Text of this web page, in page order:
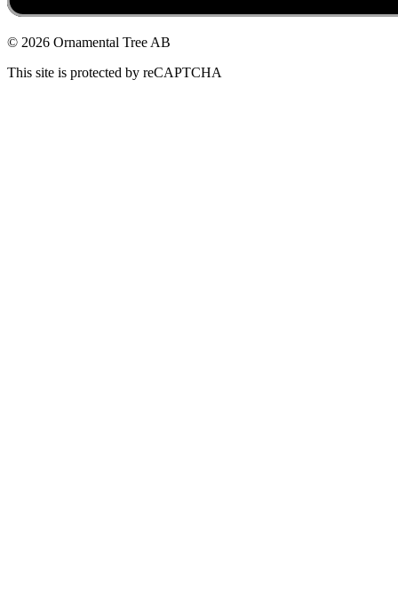
© 2026 Ornamental Tree AB
This site is protected by reCAPTCHA